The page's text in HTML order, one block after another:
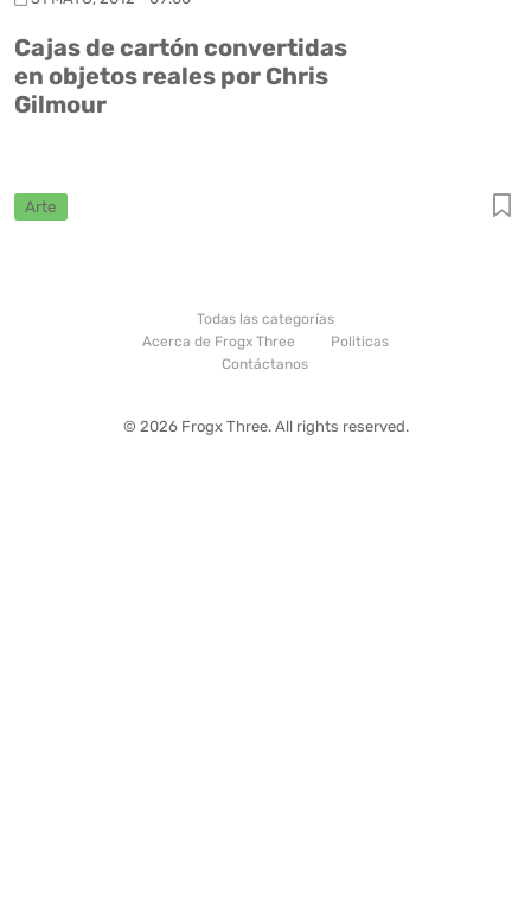
Cajas de cartón convertidas
en objetos reales por Chris
Gilmour
Arte
Todas las categorías
Acerca de Frogx Three
Politicas
Contáctanos
© 2026 Frogx Three. All rights reserved.